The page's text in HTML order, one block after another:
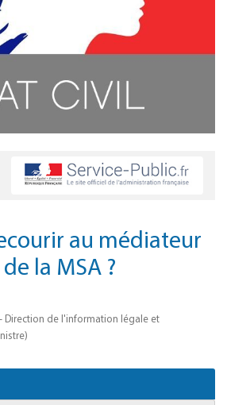
au médiateur
la MSA ?
Direction de l'information légale et